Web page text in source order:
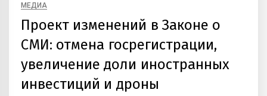
МЕДИА
Проект изменений в Законе о
СМИ: отмена госрегистрации,
увеличение доли иностранных
инвестиций и дроны